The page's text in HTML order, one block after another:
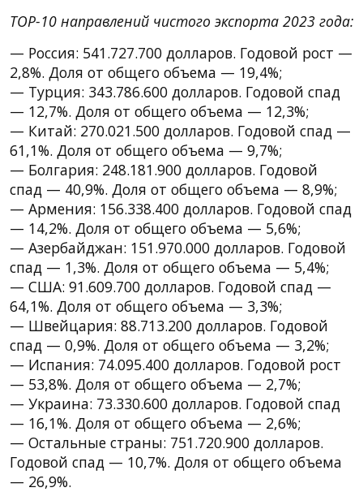
TOP-10 направлений чистого экспорта 2023 года:
— Россия: 541.727.700 долларов. Годовой рост —
2,8%. Доля от общего объема — 19,4%;
— Турция: 343.786.600 долларов. Годовой спад
— 12,7%. Доля от общего объема — 12,3%;
— Китай: 270.021.500 долларов. Годовой спад —
61,1%. Доля от общего объема — 9,7%;
— Болгария: 248.181.900 долларов. Годовой
спад — 40,9%. Доля от общего объема — 8,9%;
— Армения: 156.338.400 долларов. Годовой спад
— 14,2%. Доля от общего объема — 5,6%;
— Азербайджан: 151.970.000 долларов. Годовой
спад — 1,3%. Доля от общего объема — 5,4%;
— США: 91.609.700 долларов. Годовой спад —
64,1%. Доля от общего объема — 3,3%;
— Швейцария: 88.713.200 долларов. Годовой
спад — 0,9%. Доля от общего объема — 3,2%;
— Испания: 74.095.400 долларов. Годовой рост
— 53,8%. Доля от общего объема — 2,7%;
— Украина: 73.330.600 долларов. Годовой спад
— 16,1%. Доля от общего объема — 2,6%;
— Остальные страны: 751.720.900 долларов.
Годовой спад — 10,7%. Доля от общего объема
— 26,9%.